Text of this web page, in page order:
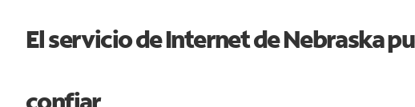
El servicio de Internet de Nebraska
confiar